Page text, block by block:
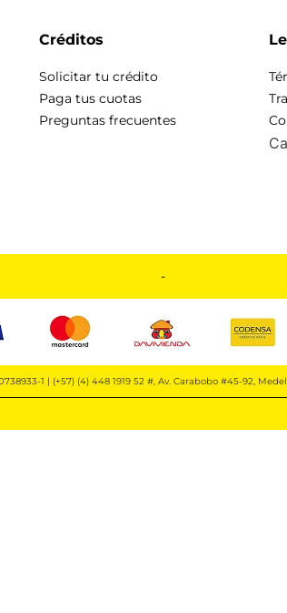
Créditos
Solicitar tu crédito
Paga tus cuotas
Preguntas frecuentes
-
1 | (+57) (4) 448 1919 52 #, Av. Carabobo #45-92,